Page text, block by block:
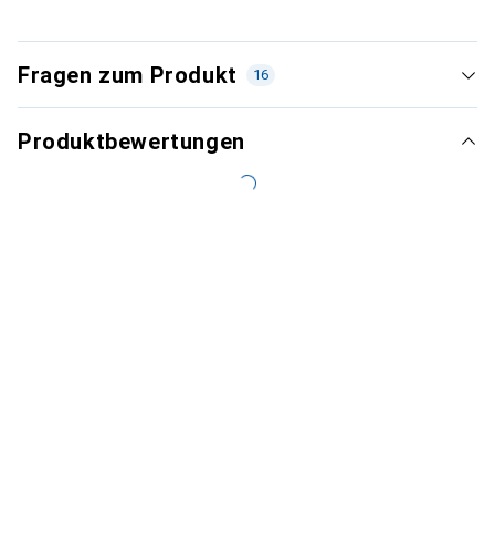
Fragen zum Produkt 16
Produktbewertungen